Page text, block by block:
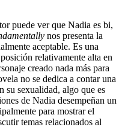
puede ver que Nadia es bi,
nos presenta la
aceptable. Es una
relativamente alta en
creado nada más para
no se dedica a contar una
su sexualidad, algo que es
de Nadia desempeñan un
para mostrar el
temas relacionados al